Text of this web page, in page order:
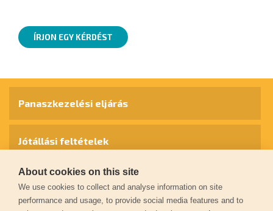
ÍRJON EGY KÉRDÉST
Panaszkezelési eljárás
Jótállási feltételek
Személyes adatok védelme
About cookies on this site
We use cookies to collect and analyse information on site
performance and usage, to provide social media features and to